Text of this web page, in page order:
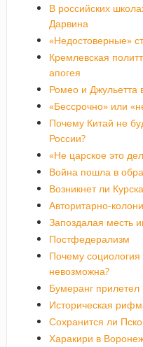
В российских
Дарвина
«Недостоверные»
Кремлевская
апогея
Ромео и Джульетта
«Бессрочно» или
Почему Китай не
России?
«Не царское это
Война пошла в
Возникнет ли
Авторитарно-
Запоздалая месть
Постфедерализм
Почему
невозможна?
Бумеранг прилетел
Историческая
Сохранится ли
Харакири в